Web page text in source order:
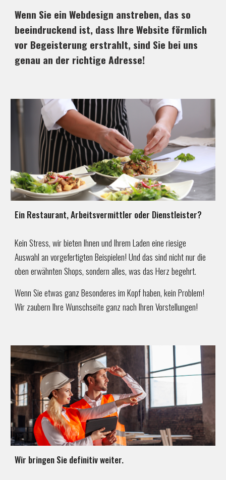
Wenn Sie ein Webdesign anstreben, das so
beeindruckend ist, dass Ihre Website förmlich
vor Begeisterung erstrahlt, sind Sie bei uns
genau an der richtige Adresse!
Ein Restaurant, Arbeitsvermittler oder Dienstleister?
Kein Stress, wir bieten Ihnen und Ihrem Laden eine riesige
Auswahl an vorgefertigten Beispielen! Und das sind nicht nur die
oben erwähnten Shops, sondern alles, was das Herz begehrt.
Wenn Sie etwas ganz Besonderes im Kopf haben, kein Problem!
Wir zaubern Ihre Wunschseite ganz nach Ihren Vorstellungen!
Wir bringen Sie definitiv weiter.